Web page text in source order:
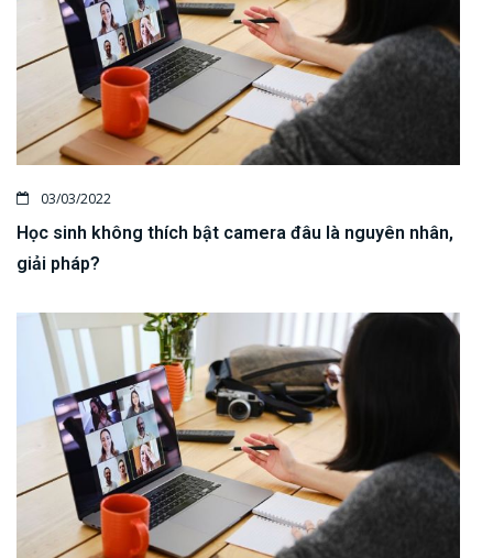
03/03/2022
Học sinh không thích bật camera đâu là nguyên nhân,
giải pháp?